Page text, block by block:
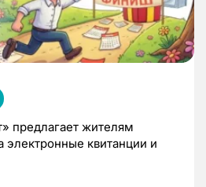
предлагает жителям
электронные квитанции и